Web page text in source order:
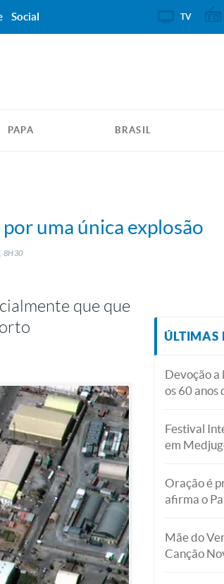
PAPA BRASIL
uma única explosão
8H30
que que
ÚLTIMAS
Devoção a
os 60 anos
Festival
em
Oração é
afirma o
Mãe do
Canção
Social TV